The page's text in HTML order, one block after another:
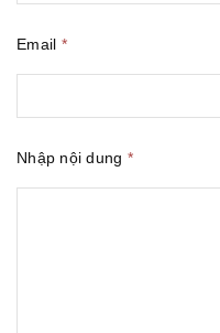
Email *
Nhập nội dung *